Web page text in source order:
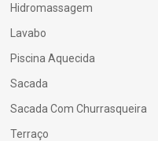
Hidromassagem
Lavabo
Piscina Aquecida
Sacada
Sacada Com Churrasqueira
Terraço